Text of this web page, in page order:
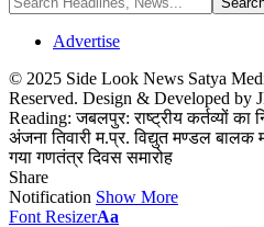
Advertise
© 2025 Side Look News Satya
Reserved. Design & Developed by
Reading: जबलपुर: राष्ट्रीय कर्तव्यों का
अंजना तिवारी म.प्र. विद्युत मण्डल बालक
गया गणतंत्र दिवस समारोह
Share
Notification Show More
Font ResizerAa